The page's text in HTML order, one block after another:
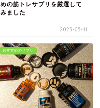
めの筋トレサプリを厳選して
みました
2023-05-11
おすすめのサプリ